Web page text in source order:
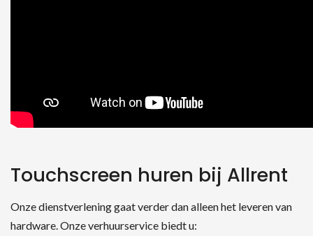
Touchscreen huren bij Allrent
Onze dienstverlening gaat verder dan alleen het leveren van
hardware. Onze verhuurservice biedt u: